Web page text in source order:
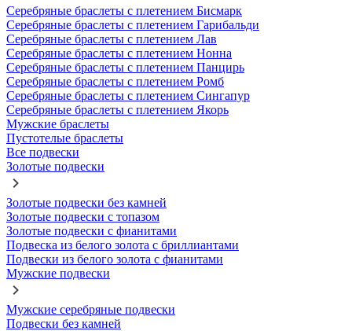
Серебряные браслеты с плетением Бисмарк
Серебряные браслеты с плетением Гарибальди
Серебряные браслеты с плетением Лав
Серебряные браслеты с плетением Нонна
Серебряные браслеты с плетением Панцирь
Серебряные браслеты с плетением Ромб
Серебряные браслеты с плетением Сингапур
Серебряные браслеты с плетением Якорь
Мужские браслеты
Пустотелые браслеты
Все подвески
Золотые подвески
Золотые подвески без камней
Золотые подвески с топазом
Золотые подвески с фианитами
Подвеска из белого золота с бриллиантами
Подвески из белого золота с фианитами
Мужские подвески
Мужские серебряные подвески
Подвески без камней